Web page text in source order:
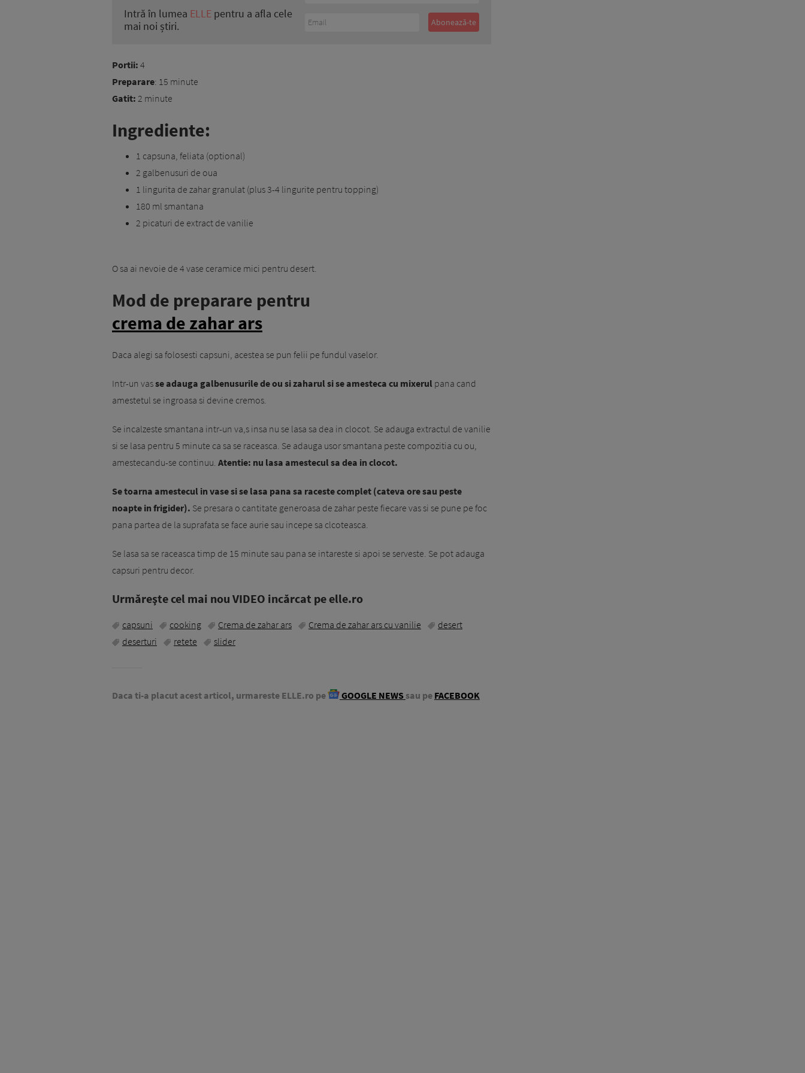
Intră în lumea ELLE pentru a afla cele
mai noi știri.
Portii: 4
Preparare: 15 minute
Gatit: 2 minute
Ingrediente:
1 capsuna, feliata (optional)
2 galbenusuri de oua
1 lingurita de zahar granulat (plus 3-4 lingurite pentru topping)
180 ml smantana
2 picaturi de extract de vanilie
O sa ai nevoie de 4 vase ceramice mici pentru desert.
Mod de preparare pentru
crema de zahar ars
Daca alegi sa folosesti capsuni, acestea se pun felii pe fundul vaselor.
Intr-un vasse adauga galbenusurile de ou si zaharul si se amesteca cu mixerul pana cand
amestetul se ingroasa si devine cremos.
Se incalzeste smantana intr-un va,s insa nu se lasa sa dea in clocot. Se adauga extractul de vanilie
si se lasa pentru 5 minute ca sa se raceasca. Se adauga usor smantana peste compozitia cu ou,
amestecandu-se continuu. Atentie: nu lasa amestecul sa dea in clocot.
Se toarna amestecul in vase si se lasa pana sa raceste complet (cateva ore sau peste
noapte in frigider). Se presara o cantitate generoasa de zahar peste fiecare vas si se pune pe foc
pana partea de la suprafata se face aurie sau incepe sa clcoteasca.
Se lasa sa se raceasca timp de 15 minute sau pana se intareste si apoi se serveste. Se pot adauga
capsuri pentru decor.
Urmăreşte cel mai nou VIDEO incărcat pe elle.ro
capsuni cooking Crema de zahar ars Crema de zahar ars cu vanilie
desert
deserturi
retete slider
Daca ti-a placut acest articol, urmareste ELLE.ro pe GOOGLE NEWS sau pe FACEBOOK